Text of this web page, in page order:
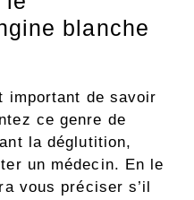
blanche
important de savoir
ce genre de
la déglutition,
un médecin. En le
vous préciser s’il